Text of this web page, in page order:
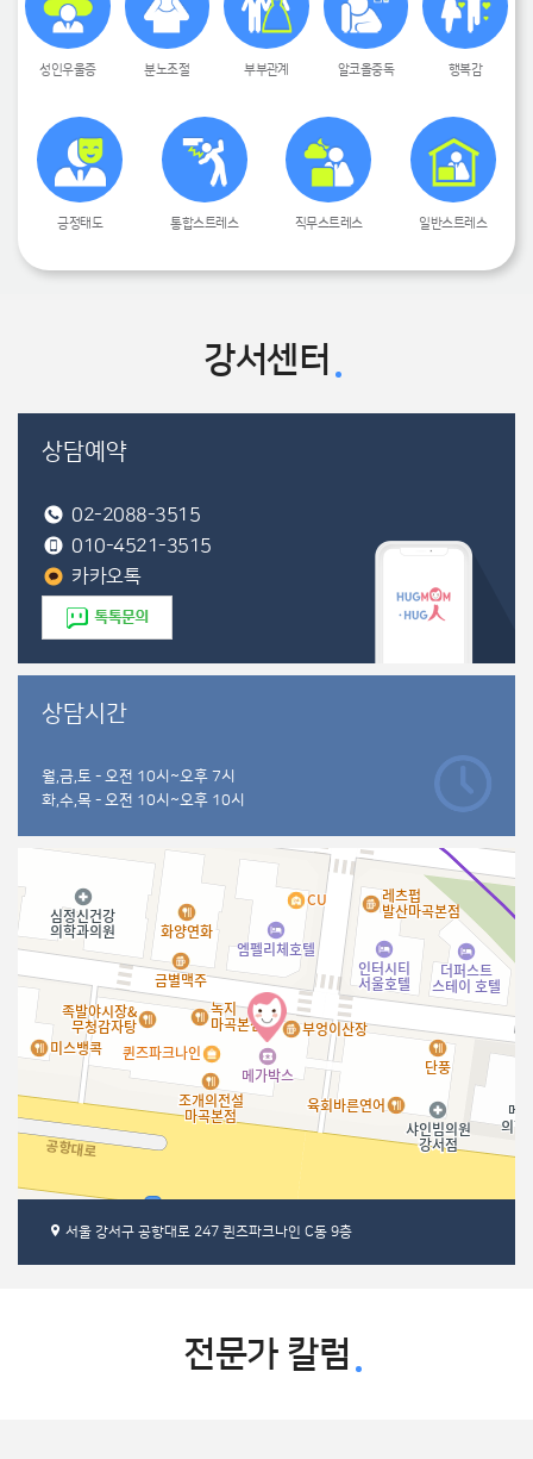
성인우울증 분노조절 부부관계 알코올중독 행복감
긍정태도 통합스트레스 직무스트레스 일반스트레스
강서센터
상담예약
02-2088-3515
010-4521-3515
카카오톡
상담시간
월,금,토 - 오전 10시~오후 7시
화,수,목 - 오전 10시~오후 10시
서울 강서구 공항대로 247 퀸즈파크나인 C동 9층
전문가 칼럼